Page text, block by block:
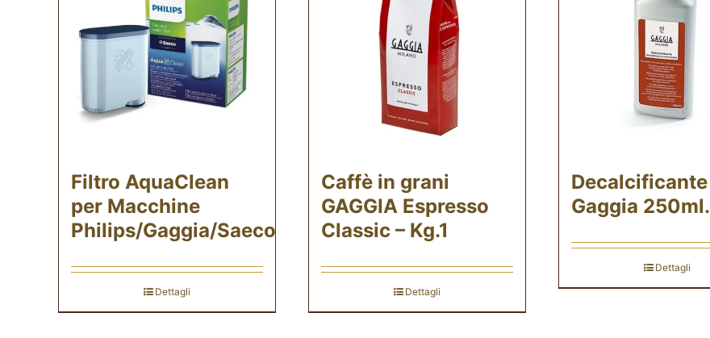
Filtro AquaClean
per Macchine
Philips/Gaggia/Saeco
Dettagli
Caffè in grani
GAGGIA Espresso
Classic – Kg.1
Dettagli
Decalcificante
Gaggia 250ml.
Dettagli